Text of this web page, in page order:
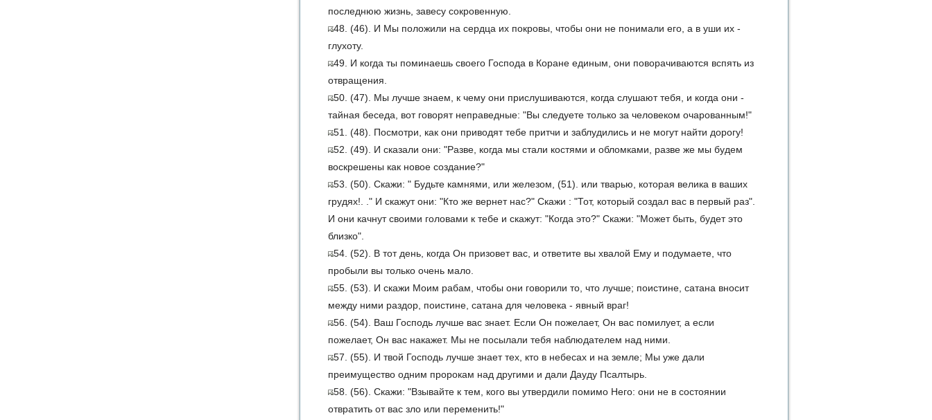
последнюю жизнь, завесу сокровенную.
48. (46). И Мы положили на сердца их покровы, чтобы они не понимали его, а в уши их -
глухоту.
49. И когда ты поминаешь своего Господа в Коране единым, они поворачиваются вспять из
отвращения.
50. (47). Мы лучше знаем, к чему они прислушиваются, когда слушают тебя, и когда они -
тайная беседа, вот говорят неправедные: "Вы следуете только за человеком очарованным!"
51. (48). Посмотри, как они приводят тебе притчи и заблудились и не могут найти дорогу!
52. (49). И сказали они: "Разве, когда мы стали костями и обломками, разве же мы будем
воскрешены как новое создание?"
53. (50). Скажи: " Будьте камнями, или железом, (51). или тварью, которая велика в ваших
грудях!. ." И скажут они: "Кто же вернет нас?" Скажи : "Тот, который создал вас в первый раз".
И они качнут своими головами к тебе и скажут: "Когда это?" Скажи: "Может быть, будет это
близко".
54. (52). В тот день, когда Он призовет вас, и ответите вы хвалой Ему и подумаете, что
пробыли вы только очень мало.
55. (53). И скажи Моим рабам, чтобы они говорили то, что лучше; поистине, сатана вносит
между ними раздор, поистине, сатана для человека - явный враг!
56. (54). Ваш Господь лучше вас знает. Если Он пожелает, Он вас помилует, а если
пожелает, Он вас накажет. Мы не посылали тебя наблюдателем над ними.
57. (55). И твой Господь лучше знает тех, кто в небесах и на земле; Мы уже дали
преимущество одним пророкам над другими и дали Дауду Псалтырь.
58. (56). Скажи: "Взывайте к тем, кого вы утвердили помимо Него: они не в состоянии
отвратить от вас зло или переменить!"